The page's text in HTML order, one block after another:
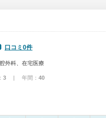
口コミ0件
外科、在宅医療
3 | 年間： 40